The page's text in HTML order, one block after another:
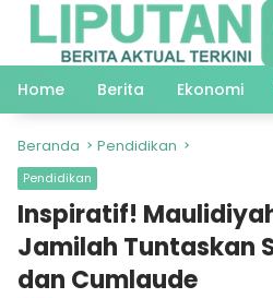
Langsung
Home
Berita Ekonomi
Beranda Pendidikan
Pendidikan
Inspiratif!
Jamilah Tuntaskan
dan Cumlaude